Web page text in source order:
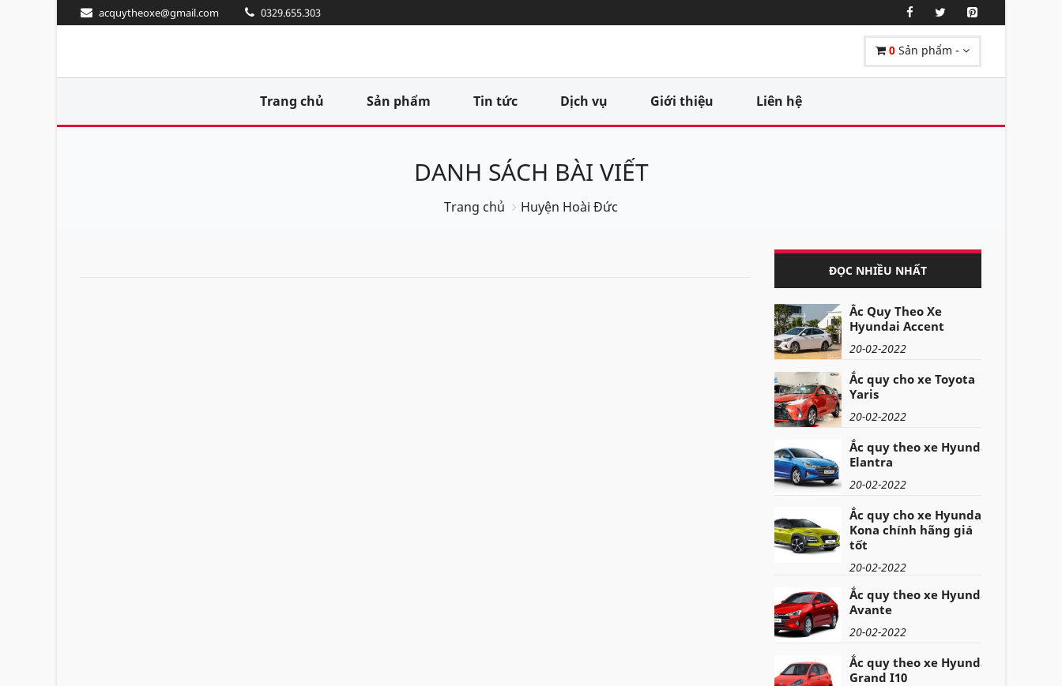
acquytheoxe@gmail.com 0329.655.303
0 Sản phẩm -
Trang chủ Sản phẩm Tin tức Dịch vụ Giới thiệu Liên hệ
DANH SÁCH BÀI VIẾT
Trang chủ Huyện Hoài Đức
ĐỌC NHIỀU NHẤT
Ắc Quy Theo Xe
Hyundai Accent
20-02-2022
Ắc quy cho xe Toyota
Yaris
20-02-2022
Ắc quy theo xe Hyundai
Elantra
20-02-2022
Ắc quy cho xe Hyundai
Kona chính hãng giá
tốt
20-02-2022
Ắc quy theo xe Hyundai
Avante
20-02-2022
Ắc quy theo xe Hyundai
Grand I10